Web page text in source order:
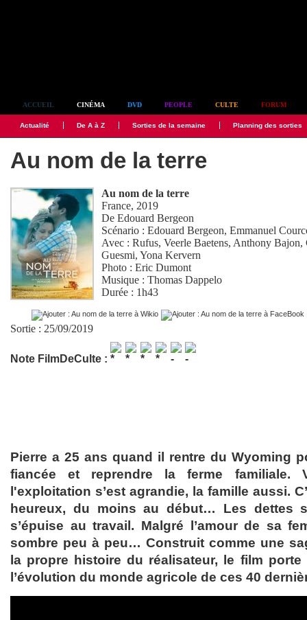
ACCUEIL CINÉMA DVD PEOPLE CULTE FORUM
Actualité De A à Z Sorties de la semaine Planning des sorties
Au nom de la terre
Au nom de la terre
France, 2019
DeEdouard Bergeon
Scénario :Edouard Bergeon,Emmanuel
Avec :Rufus,Veerle Baetens, Anthony Bajon,
Guesmi,Yona Kervern
Photo :Eric Dumont
Musique :Thomas Dappelo
Durée : 1h43
Sortie : 25/09/2019
Note FilmDeCulte :
Pierre a 25 ans quand il rentre du Wyoming
fiancée et reprendre la ferme familiale.
l'exploitation s’est agrandie, la famille aussi.
heureux, du moins au début… Les dettes
s’épuise au travail. Malgré l’amour de sa
sombre peu à peu… Construit comme une
la propre histoire du réalisateur, le film
l’évolution du monde agricole de ces 40